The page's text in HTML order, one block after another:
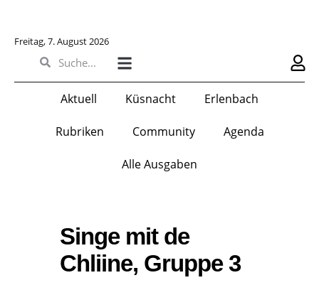
Freitag, 7. August 2026
Aktuell Küsnacht Erlenbach
Rubriken Community Agenda
Alle Ausgaben
Singe mit de
Chliine, Gruppe 3